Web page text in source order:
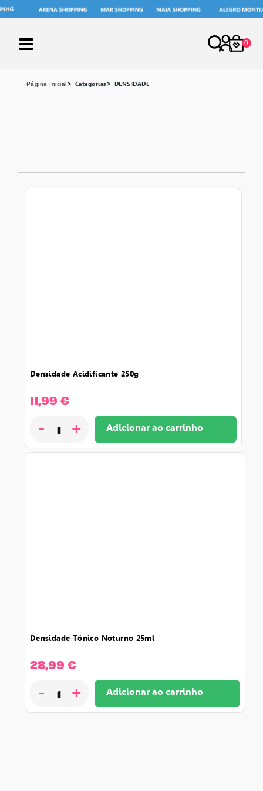
0
página inicial Categorias DENSIDADE
densidade acidificante 250g
11,99 €
- + Adicionar ao carrinho
densidade tónico noturno 25ml
28,99 €
- + Adicionar ao carrinho